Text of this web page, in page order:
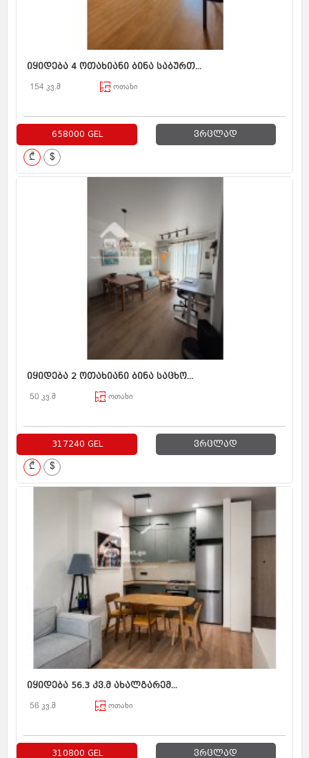
იყიდება 4 ოთახიანი ბინა საბურთ...
154 კვ.მ ოთახი
658000 GEL ვრცლად
₾ $
იყიდება 2 ოთახიანი ბინა საცხო...
50 კვ.მ ოთახი
317240 GEL ვრცლად
₾ $
იყიდება 56.3 კვ.მ ახალგარემ...
56 კვ.მ ოთახი
310800 GEL ვრცლად